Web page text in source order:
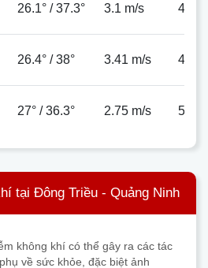
26.1° /37.3° 3.1 m/s 44%
26.4° /38° 3.41 m/s 44%
27° /36.3° 2.75 m/s 56%
tại Đông Triều - Quảng Ninh
không khí có thể gây ra các tác
về sức khỏe, đặc biệt ảnh